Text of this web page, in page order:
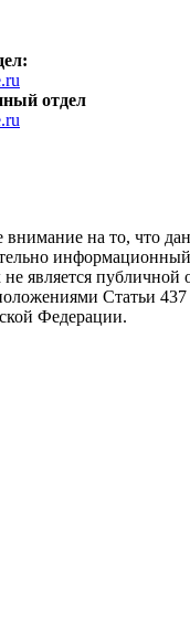
отдел
на то, что
является публичной
Статьи 437
Федерации.